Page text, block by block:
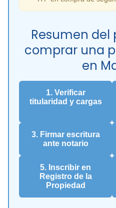
Resumen del
comprar una
en
1. Verificar
titularidad y cargas
3. Firmar escritura
ante notario
5. Inscribir en
Registro de la
Propiedad